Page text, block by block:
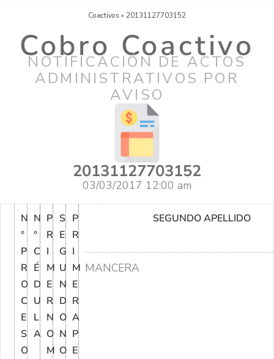
Coactivos » 20131127703152
Cobro Coactivo
NOTIFICACIÓN DE ACTOS
ADMINISTRATIVOS POR
AVISO
20131127703152
03/03/2017 12:00 am
N
°
P
R
O
C
E
S
O
N
°
C
É
D
U
L
A
P
R
I
M
E
R
N
O
M
S
E
G
U
N
D
O
N
O
P
R
I
M
E
R
A
P
E
SEGUNDO APELLIDO
MANCERA